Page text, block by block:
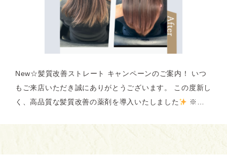
New☆髪質改善ストレート キャンペーンのご案内！ いつ
もご来店いただき誠にありがとうございます。 この度新し
く、高品質な髪質改善の薬剤を導入いたしました
※…